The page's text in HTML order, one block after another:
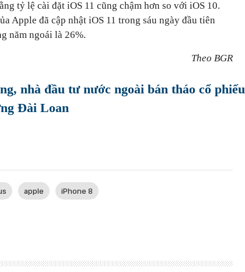
tỷ lệ cài đặt iOS 11 cũng chậm hơn so với iOS 10.
Apple đã cập nhật iOS 11 trong sáu ngày đầu tiên
năm ngoái là 26%.
Theo BGR
nhà đầu tư nước ngoài bán tháo cổ phiếu
Đài Loan
apple iPhone 8